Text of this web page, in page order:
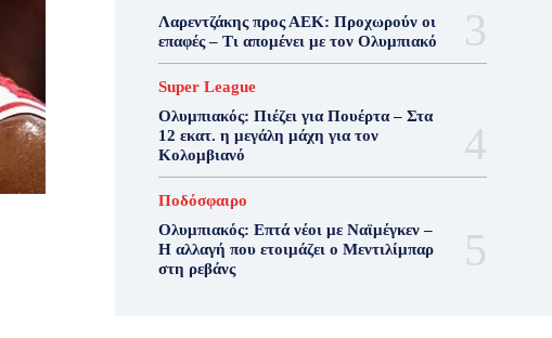
Λαρεντζάκης προς ΑΕΚ: Προχωρούν οι
επαφές – Τι απομένει με τον Ολυμπιακό
Super League
Ολυμπιακός: Πιέζει για Πουέρτα – Στα
12 εκατ. η μεγάλη μάχη για τον
Κολομβιανό
Ποδόσφαιρο
Ολυμπιακός: Επτά νέοι με Ναϊμέγκεν –
Η αλλαγή που ετοιμάζει ο Μεντιλίμπαρ
στη ρεβάνς